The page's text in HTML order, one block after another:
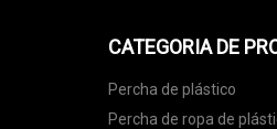
CATEGORIA DE
Percha de plástico
Percha de ropa de